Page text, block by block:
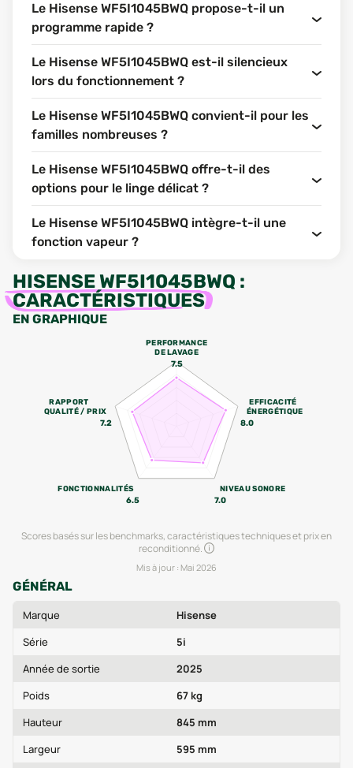
Le Hisense WF5I1045BWQ propose-t-il un
programme rapide ?
Le Hisense WF5I1045BWQ est-il silencieux
lors du fonctionnement ?
Le Hisense WF5I1045BWQ convient-il pour les
familles nombreuses ?
Le Hisense WF5I1045BWQ offre-t-il des
options pour le linge délicat ?
Le Hisense WF5I1045BWQ intègre-t-il une
fonction vapeur ?
HISENSE WF5I1045BWQ :
CARACTÉRISTIQUES
EN GRAPHIQUE
PERFORMANCE
DE LAVAGE
7.5
EFFICACITÉ
ÉNERGÉTIQUE
8.0
NIVEAU SONORE
7.0
FONCTIONNALITÉS
6.5
RAPPORT
QUALITÉ / PRIX
7.2
Scores basés sur les benchmarks, caractéristiques techniques et prix en
reconditionné.
Mis à jour : Mai 2026
GÉNÉRAL
Marque
Hisense
Série
5i
Année de sortie
2025
Poids
67 kg
Hauteur
845 mm
Largeur
595 mm